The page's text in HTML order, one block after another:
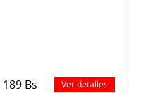
189 Bs Ver detalles